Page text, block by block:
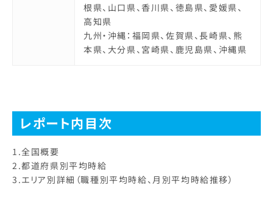
根県、山口県、香川県、徳島県、愛媛県、
高知県
九州・沖縄：福岡県、佐賀県、長崎県、熊
本県、大分県、宮崎県、鹿児島県、沖縄県
レポート内目次
1.全国概要
2.都道府県別平均時給
3.エリア別詳細（職種別平均時給、月別平均時給推移）